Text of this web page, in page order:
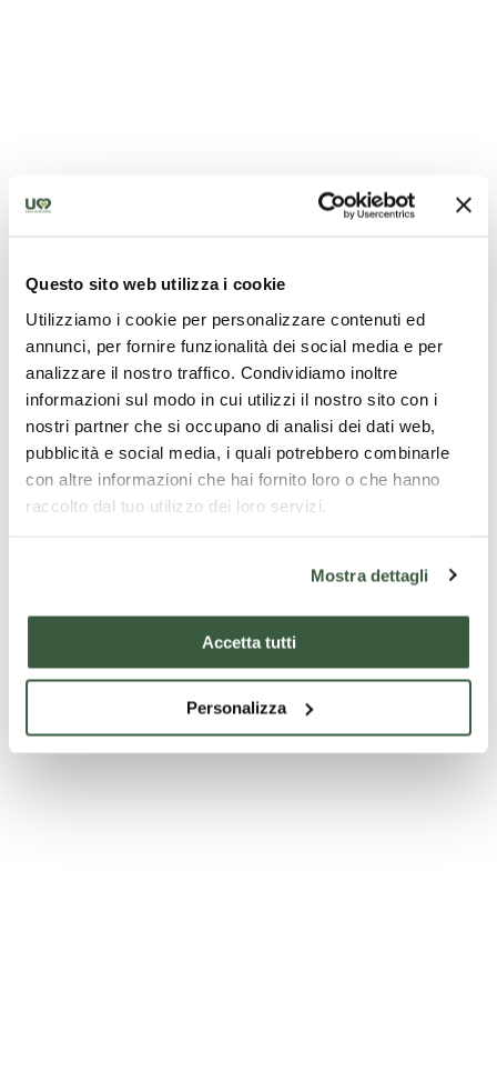
Questo sito web utilizza i cookie
Utilizziamo i cookie per personalizzare contenuti ed
annunci, per fornire funzionalità dei social media e per
analizzare il nostro traffico. Condividiamo inoltre
informazioni sul modo in cui utilizzi il nostro sito con i
nostri partner che si occupano di analisi dei dati web,
pubblicità e social media, i quali potrebbero combinarle
con altre informazioni che hai fornito loro o che hanno
raccolto dal tuo utilizzo dei loro servizi.
Mostra dettagli
Accetta tutti
Personalizza
Benediktinerabtei von San Lorenzo